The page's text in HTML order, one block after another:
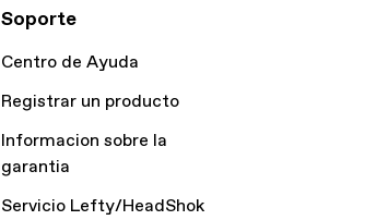
Soporte
Centro de Ayuda
Registrar un producto
Informacion sobre la
garantia
Servicio Lefty/HeadShok